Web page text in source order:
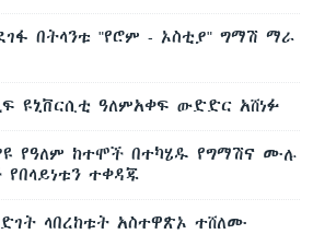
በትላንቱ "የሮም - ኦስቲያ" ግማሽ ማራ
ዩኒቨርሲቲ ዓለምአቀፍ ውድድር አሸነፉ
የዓለም ከተሞች በተካሄዱ የግማሽና ሙሉ
ተቀዳጁ
ላበረከቱት አስተዋጽኦ ተሸለሙ